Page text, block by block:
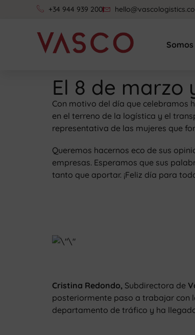
+34 944 939 200
Somos
El 8 de marzo
Con motivo del día que celebramos
en el terreno de la logística y el
representativa de las mujeres que
Queremos hacernos eco de sus
empresas. Esperamos que sus
tanto que aportar. ¡Feliz día para
Cristina Redondo, Subdirectora de
posteriormente paso a trabajar con
departamento de tráfico y ha